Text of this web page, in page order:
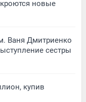
новые
Ваня Дмитриенко
сестры
купив